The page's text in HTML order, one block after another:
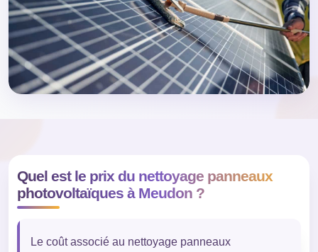
Quel est le prix du nettoyage panneaux
photovoltaïques à Meudon ?
Le coût associé au nettoyage panneaux